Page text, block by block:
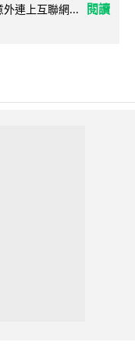
連上互聯網...
閱讀